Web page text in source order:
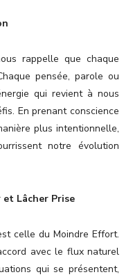
rappelle que chaque
pensée, parole ou
qui revient à nous
En prenant conscience
plus intentionnelle,
notre évolution
Lâcher Prise
celle du Moindre Effort.
avec le flux naturel
qui se présentent,